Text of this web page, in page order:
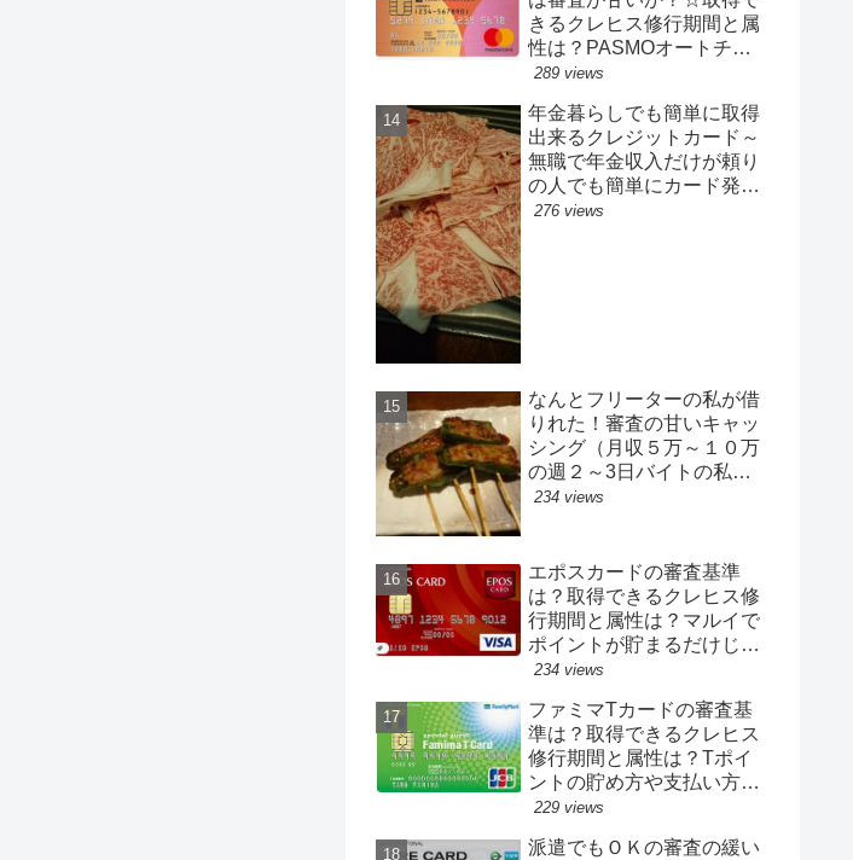
ミ多い
きるクレヒス修行期間と属
性は？PASMOオートチャ
ージ還元率とポイントサー
い？
289 views
年金暮らしでも簡単に取得
出来るクレジットカード～
無職で年金収入だけが頼り
の人でも簡単にカード発
行！☆年収100万円以下の
276 views
なんとフリーターの私が借
りれた！審査の甘いキャッ
シング（月収５万～１０万
の週２～3日バイトの私が
融資を受けられた）
234 views
エポスカードの審査基準
は？取得できるクレヒス修
行期間と属性は？マルイで
ポイントが貯まるだけじゃ
なく海外旅行保険も付帯！
234 views
ファミマTカードの審査基
準は？取得できるクレヒス
修行期間と属性は？Tポイ
ントの貯め方や支払い方法
は？メリット・デメリット
229 views
派遣でもＯＫの審査の緩い